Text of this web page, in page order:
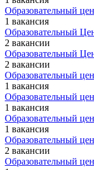
Образовательный
1 вакансия
Образовательный
2 вакансии
Образовательный
2 вакансии
Образовательный
1 вакансия
Образовательный
1 вакансия
Образовательный
1 вакансия
Образовательный
2 вакансии
Образовательный